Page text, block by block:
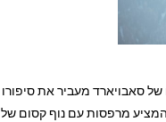
של סאבויארד מעביר את סיפורו
המופלא של מעבר פטיט-סנט-ברנרד המיתולוגי. תוכלו לחוות חוויה מיוחדת נוסף במתחם ה-Exclusive Collection המציע מרפסות עם נוף קסום של